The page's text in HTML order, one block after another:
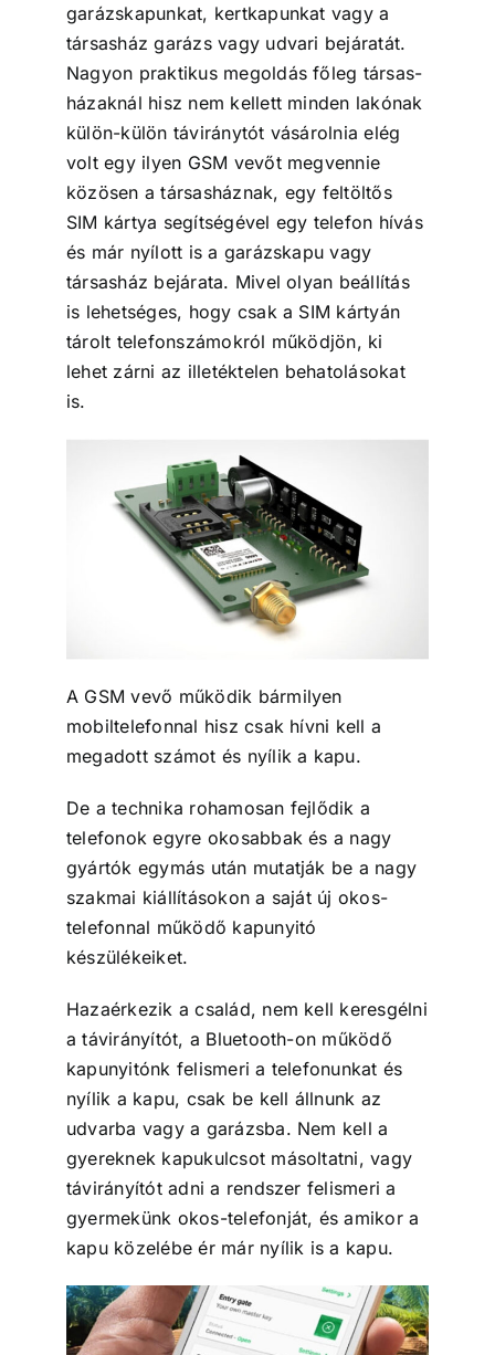
garázskapunkat, kertkapunkat vagy a
társasház garázs vagy udvari bejáratát.
Nagyon praktikus megoldás főleg társas-
házaknál hisz nem kellett minden lakónak
külön-külön táviránytót vásárolnia elég
volt egy ilyen GSM vevőt megvennie
közösen a társasháznak, egy feltöltős
SIM kártya segítségével egy telefon hívás
és már nyílott is a garázskapu vagy
társasház bejárata. Mivel olyan beállítás
is lehetséges, hogy csak a SIM kártyán
tárolt telefonszámokról működjön, ki
lehet zárni az illetéktelen behatolásokat
is.
A GSM vevő működik bármilyen
mobiltelefonnal hisz csak hívni kell a
megadott számot és nyílik a kapu.
De a technika rohamosan fejlődik a
telefonok egyre okosabbak és a nagy
gyártók egymás után mutatják be a nagy
szakmai kiállításokon a saját új okos-
telefonnal működő kapunyitó
készülékeiket.
Hazaérkezik a család, nem kell keresgélni
a távirányítót, a Bluetooth-on működő
kapunyitónk felismeri a telefonunkat és
nyílik a kapu, csak be kell állnunk az
udvarba vagy a garázsba. Nem kell a
gyereknek kapukulcsot másoltatni, vagy
távirányítót adni a rendszer felismeri a
gyermekünk okos-telefonját, és amikor a
kapu közelébe ér már nyílik is a kapu.